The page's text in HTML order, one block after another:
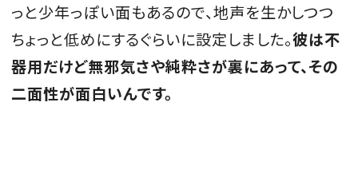
っと少年っぽい面もあるので、地声を生かしつつ
ちょっと低めにするぐらいに設定しました。彼は不
器用だけど無邪気さや純粋さが裏にあって、その
二面性が面白いんです。